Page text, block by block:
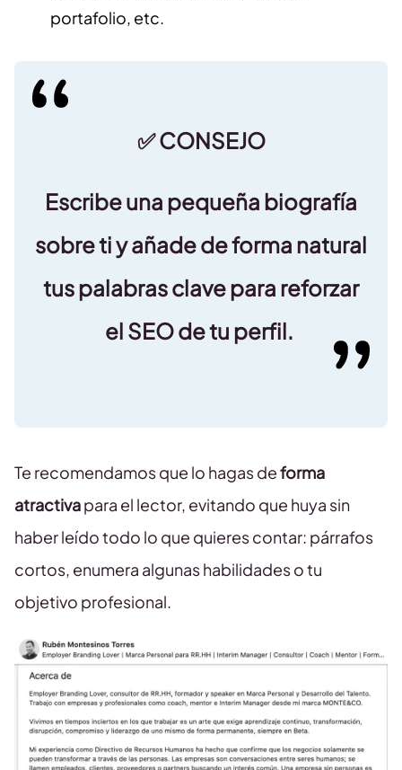
portafolio, etc.
✅ CONSEJO
Escribe una pequeña biografía
sobre ti y añade de forma natural
tus palabras clave para reforzar
el SEO de tu perfil.
Te recomendamos que lo hagas deforma
atractivapara el lector, evitando que huya sin
haber leído todo lo que quieres contar: párrafos
cortos, enumera algunas habilidades o tu
objetivo profesional.